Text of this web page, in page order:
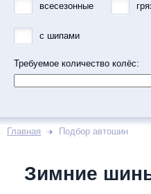
всесезонные
с шипами
Требуемое количество колёс:
Главная Подбор автошин
Зимние